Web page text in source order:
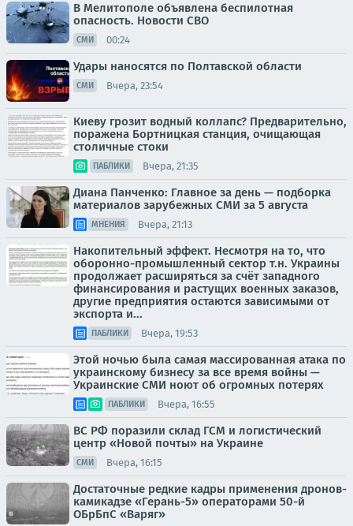
В Мелитополе объявлена беспилотная
опасность. Новости СВО
СМИ 00:24
Удары наносятся по Полтавской области
СМИ Вчера, 23:54
Киеву грозит водный коллапс? Предварительно,
поражена Бортницкая станция, очищающая
столичные стоки
ПАБЛИКИ Вчера, 21:35
Диана Панченко: Главное за день — подборка
материалов зарубежных СМИ за 5 августа
МНЕНИЯ Вчера, 21:13
Накопительный эффект. Несмотря на то, что
оборонно-промышленный сектор т.н. Украины
продолжает расширяться за счёт западного
финансирования и растущих военных заказов,
другие предприятия остаются зависимыми от
экспорта и...
ПАБЛИКИ Вчера, 19:53
Этой ночью была самая массированная атака по
украинскому бизнесу за все время войны —
Украинские СМИ ноют об огромных потерях
ПАБЛИКИ Вчера, 16:55
ВС РФ поразили склад ГСМ и логистический
центр «Новой почты» на Украине
СМИ Вчера, 16:15
Достаточные редкие кадры применения дронов-
камикадзе «Герань-5» операторами 50-й
ОБрБпС «Варяг»